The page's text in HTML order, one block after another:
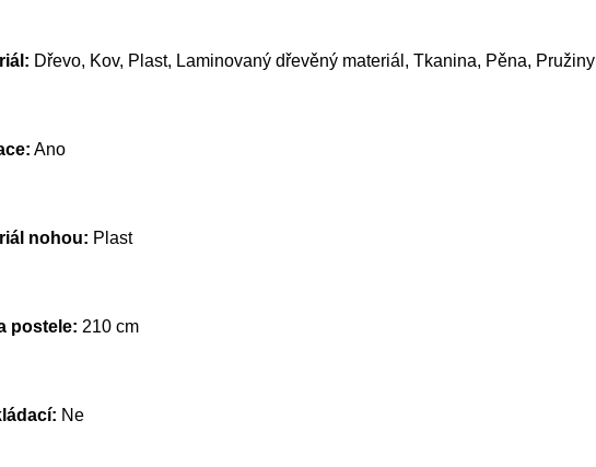
Dřevo, Kov, Plast, Laminovaný dřevěný materiál, Tkanina, Pěna, Pružiny
Ano
nohou: Plast
postele: 210 cm
Ne